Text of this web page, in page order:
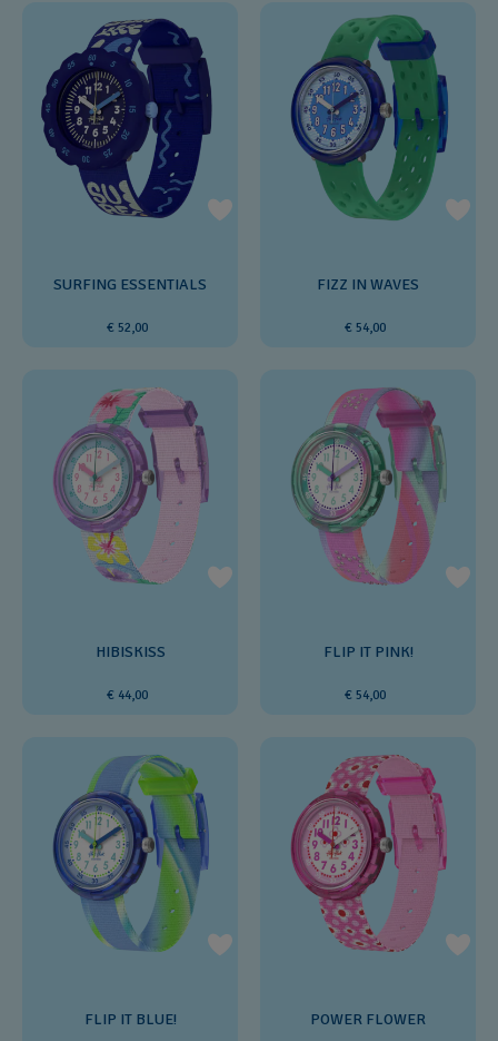
SURFING ESSENTIALS
€ 52,00
FIZZ IN WAVES
€ 54,00
HIBISKISS
€ 44,00
FLIP IT PINK!
€ 54,00
FLIP IT BLUE! POWER FLOWER